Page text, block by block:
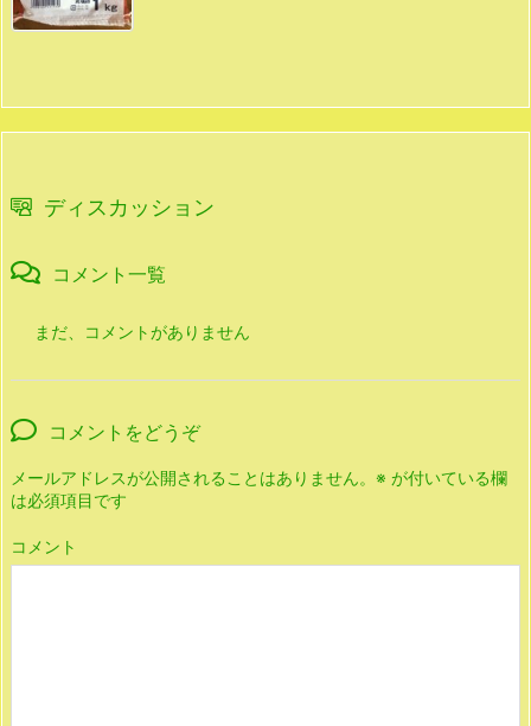
ディスカッション
コメント一覧
まだ、コメントがありません
コメントをどうぞ
メールアドレスが公開されることはありません。 ※ が付いている欄
は必須項目です
コメント